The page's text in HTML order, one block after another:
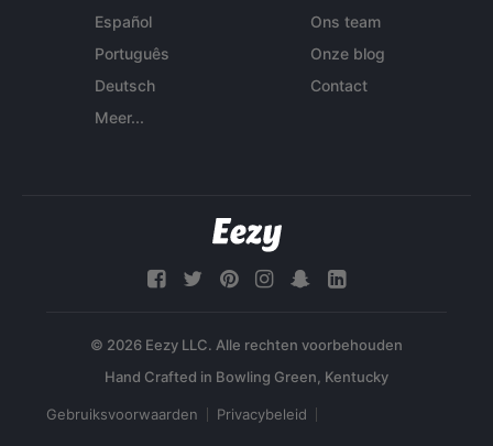
Español
Português
Deutsch
Meer...
Ons team
Onze blog
Contact
© 2026 Eezy LLC. Alle rechten voorbehouden
Gebruiksvoorwaarden Privacybeleid